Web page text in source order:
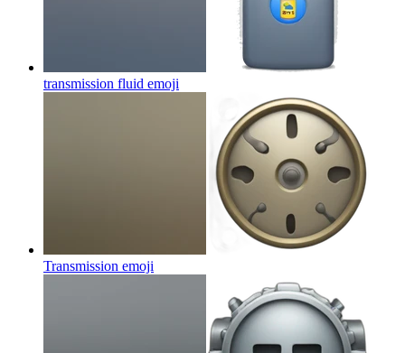
transmission fluid emoji
Transmission emoji